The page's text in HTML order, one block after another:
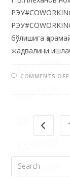
бўлишига
жадвалини